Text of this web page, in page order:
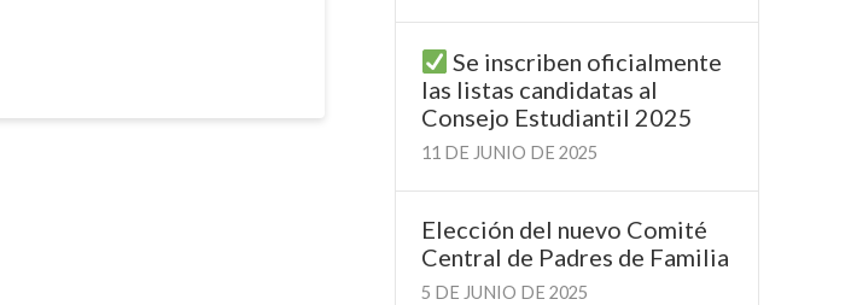
Se inscriben oficialmente
las listas candidatas al
Consejo Estudiantil 2025
11 DE JUNIO DE 2025
Elección del nuevo Comité
Central de Padres de Familia
5 DE JUNIO DE 2025